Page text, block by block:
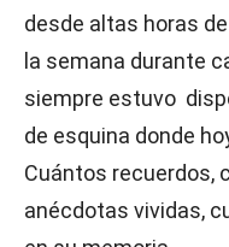
desde altas horas
la semana durante
siempre estuvo
de esquina donde
Cuántos recuerdos,
anécdotas vividas,